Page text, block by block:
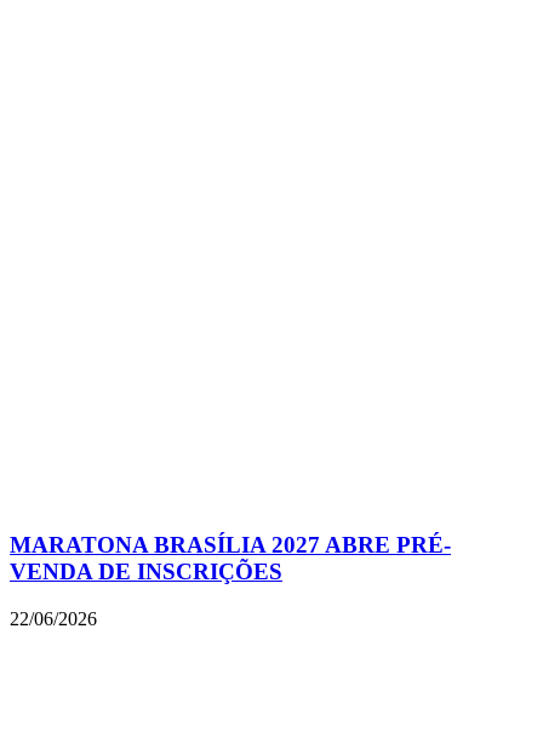
MARATONA BRASÍLIA 2027 ABRE PRÉ-
VENDA DE INSCRIÇÕES
22/06/2026